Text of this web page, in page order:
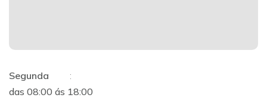
Segunda
:
das 08:00 ás 18:00